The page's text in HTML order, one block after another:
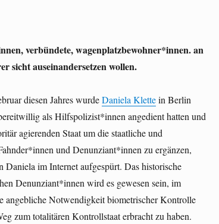
verbündete, wagenplatzbewohner*innen. an
sicht auseinandersetzen wollen.
diesen Jahres wurdeDaniela Klettein Berlin
als Hilfspolizist*innen angedient hatten und
agierenden Staat um die staatliche und
und Denunziant*innen zu ergänzen,
im Internet aufgespürt. Das historische
Denunziant*innen wird es gewesen sein, im
angebliche Notwendigkeit biometrischer Kontrolle
zum totalitären Kontrollstaat erbracht zu haben.